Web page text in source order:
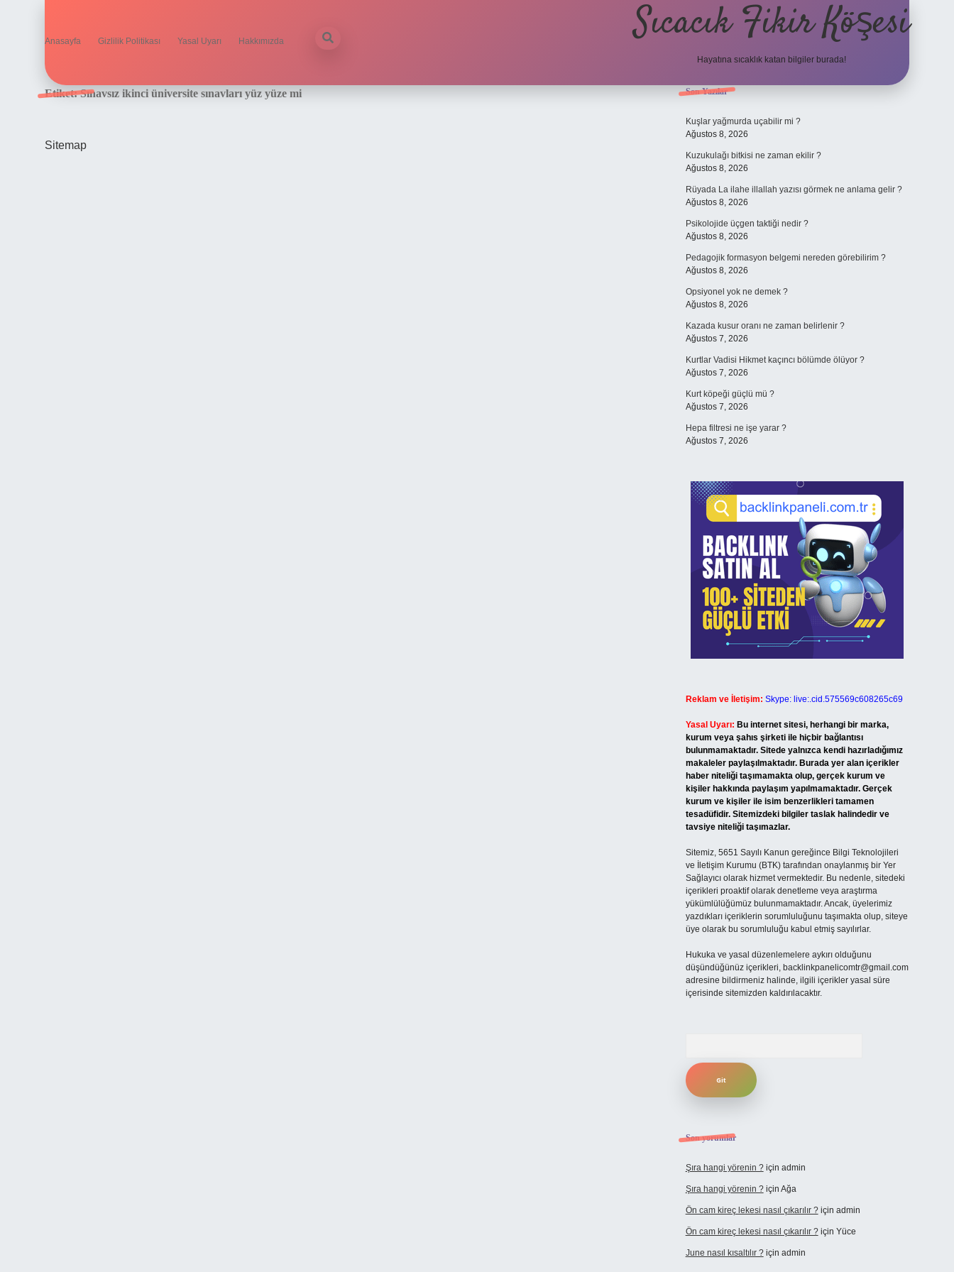
Anasayfa Gizlilik Politikası Yasal Uyarı Hakkımızda Sıcacık Fikir Köşesi
Hayatına sıcaklık katan bilgiler burada!
Etiket:Sınavsız ikinci üniversite sınavları yüz yüze mi
Sitemap
Sidebar
Son Yazılar
Kuşlar yağmurda uçabilir mi ?
Ağustos 8, 2026
Kuzukulağı bitkisi ne zaman ekilir ?
Ağustos 8, 2026
Rüyada La ilahe illallah yazısı görmek ne anlama gelir ?
Ağustos 8, 2026
Psikolojide üçgen taktiği nedir ?
Ağustos 8, 2026
Pedagojik formasyon belgemi nereden görebilirim ?
Ağustos 8, 2026
Opsiyonel yok ne demek ?
Ağustos 8, 2026
Kazada kusur oranı ne zaman belirlenir ?
Ağustos 7, 2026
Kurtlar Vadisi Hikmet kaçıncı bölümde ölüyor ?
Ağustos 7, 2026
Kurt köpeği güçlü mü ?
Ağustos 7, 2026
Hepa filtresi ne işe yarar ?
Ağustos 7, 2026
Reklam ve İletişim: Skype: live:.cid.575569c608265c69
Yasal Uyarı: Bu internet sitesi, herhangi bir marka,
kurum veya şahıs şirketi ile hiçbir bağlantısı
bulunmamaktadır. Sitede yalnızca kendi hazırladığımız
makaleler paylaşılmaktadır. Burada yer alan içerikler
haber niteliği taşımamakta olup, gerçek kurum ve
kişiler hakkında paylaşım yapılmamaktadır. Gerçek
kurum ve kişiler ile isim benzerlikleri tamamen
tesadüfidir. Sitemizdeki bilgiler taslak halindedir ve
tavsiye niteliği taşımazlar.
Sitemiz, 5651 Sayılı Kanun gereğince Bilgi Teknolojileri
ve İletişim Kurumu (BTK) tarafından onaylanmış bir Yer
Sağlayıcı olarak hizmet vermektedir. Bu nedenle, sitedeki
içerikleri proaktif olarak denetleme veya araştırma
yükümlülüğümüz bulunmamaktadır. Ancak, üyelerimiz
yazdıkları içeriklerin sorumluluğunu taşımakta olup, siteye
üye olarak bu sorumluluğu kabul etmiş sayılırlar.
Hukuka ve yasal düzenlemelere aykırı olduğunu
düşündüğünüz içerikleri, backlinkpanelicomtr@gmail.com
adresine bildirmeniz halinde, ilgili içerikler yasal süre
içerisinde sitemizden kaldırılacaktır.
Son yorumlar
Şıra hangi yörenin ?için admin
Şıra hangi yörenin ?için Ağa
Ön cam kireç lekesi nasıl çıkarılır ?için admin
Ön cam kireç lekesi nasıl çıkarılır ?için Yüce
June nasıl kısaltılır ?için admin